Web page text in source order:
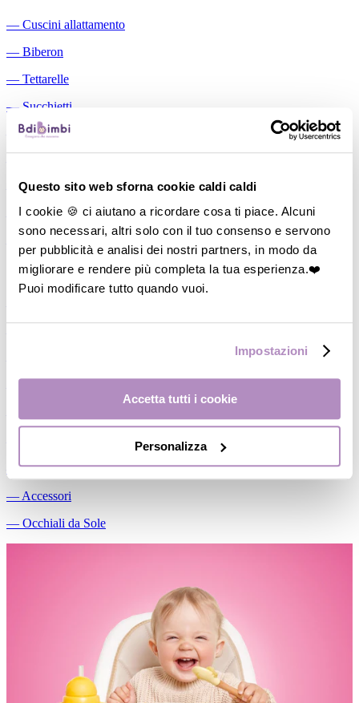
Questo sito web sforna cookie caldi caldi
I cookie 🍪 ci aiutano a ricordare cosa ti piace. Alcuni
sono necessari, altri solo con il tuo consenso e servono
per pubblicità e analisi dei nostri partners, in modo da
migliorare e rendere più completa la tua esperienza.❤️
Puoi modificare tutto quando vuoi.
Impostazioni
Accetta tutti i cookie
Personalizza
― Cuscini allattamento
― Biberon
― Tettarelle
― Succhietti
―Portasucchietti/Clip/Catenelle
―Dosalatte
― Conservalatte Materno
Massaggiagengive
Pappa
―Thermos
― Accessori
― Occhiali da Sole